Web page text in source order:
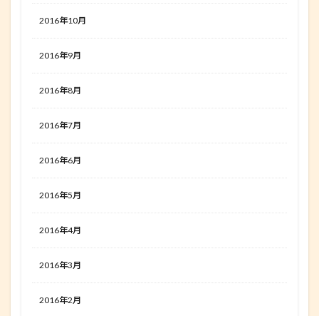
2016年10月
2016年9月
2016年8月
2016年7月
2016年6月
2016年5月
2016年4月
2016年3月
2016年2月